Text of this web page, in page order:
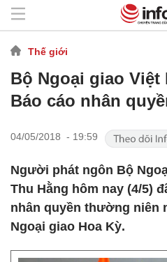
Thế giới
Bộ Ngoại giao Việt
Báo cáo nhân
04/05/2018 - 19:59
Người phát ngôn Bộ
Thu Hằng hôm nay (4/5)
nhân quyền thường niên
Ngoại giao Hoa Kỳ.